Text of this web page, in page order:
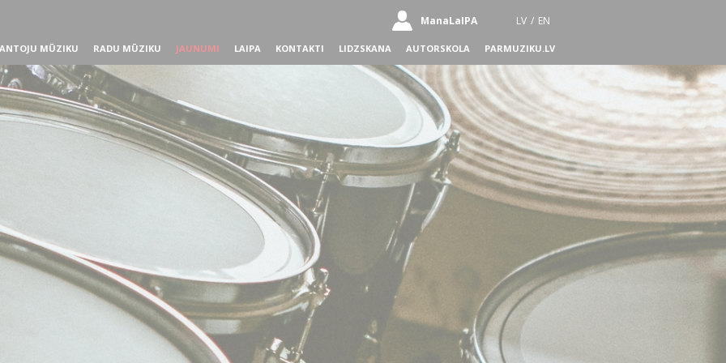
ManaLaIPA LV / EN
MŪZIKU RADU MŪZIKU JAUNUMI LAIPA KONTAKTI LIDZSKANA AUTORSKOLA PARMUZIKU.LV